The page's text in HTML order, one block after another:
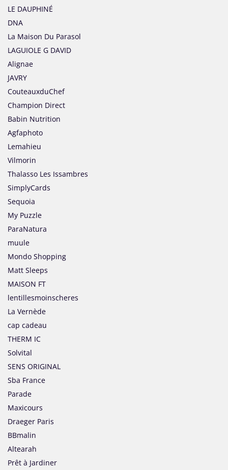
LE DAUPHINÉ
DNA
La Maison Du Parasol
LAGUIOLE G DAVID
Alignae
JAVRY
CouteauxduChef
Champion Direct
Babin Nutrition
Agfaphoto
Lemahieu
Vilmorin
Thalasso Les Issambres
SimplyCards
Sequoia
My Puzzle
ParaNatura
muule
Mondo Shopping
Matt Sleeps
MAISON FT
lentillesmoinscheres
La Vernède
cap cadeau
THERM IC
Solvital
SENS ORIGINAL
Sba France
Parade
Maxicours
Draeger Paris
BBmalin
Altearah
Prêt à Jardiner